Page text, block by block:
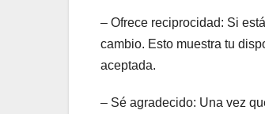
– Ofrece reciprocidad: Si
cambio. Esto muestra tu
aceptada.
– Sé agradecido: Una vez